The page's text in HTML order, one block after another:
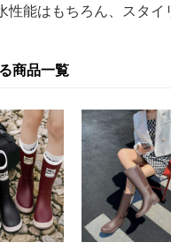
性能はもちろん、スタイ
商品一覧